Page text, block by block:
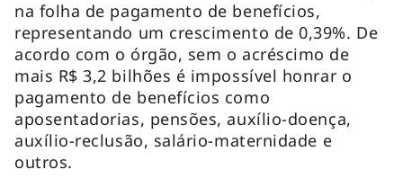
na folha de pagamento de benefícios,
representando um crescimento de 0,39%. De
acordo com o órgão, sem o acréscimo de
mais R$ 3,2 bilhões é impossível honrar o
pagamento de benefícios como
aposentadorias, pensões, auxílio-doença,
auxílio-reclusão, salário-maternidade e
outros.